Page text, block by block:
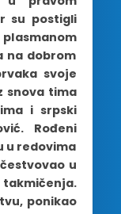
su postigli
na dobrom
svoje
snova tima
i srpski
Rođeni
u redovima
u
ponikao